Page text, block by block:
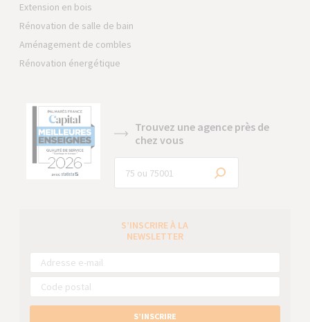
Extension en bois
Rénovation de salle de bain
Aménagement de combles
Rénovation énergétique
Trouvez une agence près de
chez vous
S’INSCRIRE À LA
NEWSLETTER
S’INSCRIRE